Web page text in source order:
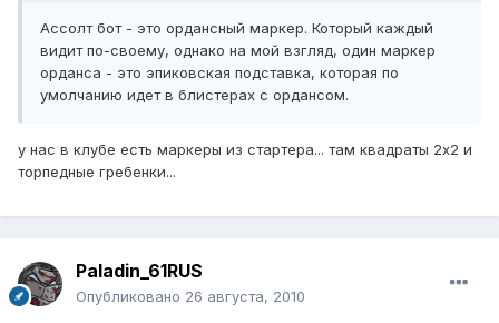
Ассолт бот - это ордансный маркер. Который каждый
видит по-своему, однако на мой взгляд, один маркер
орданса - это эпиковская подставка, которая по
умолчанию идет в блистерах с ордансом.
у нас в клубе есть маркеры из стартера... там квадраты 2х2 и
торпедные гребенки...
Paladin_61RUS
Опубликовано 26 августа, 2010